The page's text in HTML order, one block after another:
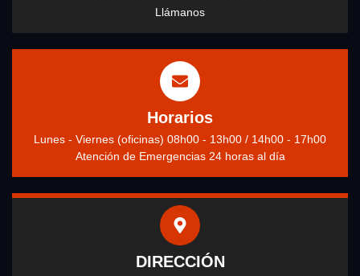
Llámanos
Horarios
Lunes - Viernes (oficinas) 08h00 - 13h00 / 14h00 - 17h00
Atención de Emergencias 24 horas al día
DIRECCIÓN